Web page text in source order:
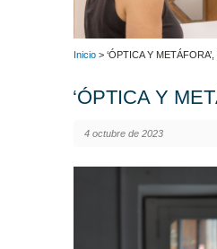
Inicio > ‘ÓPTICA Y
‘ÓPTICA Y
4 octubre de 2023